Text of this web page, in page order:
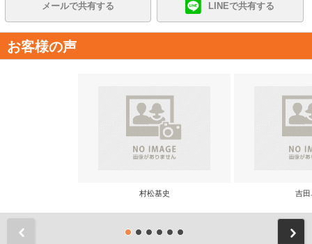
メールで共有する LINEで共有する
お客様の声
村松基史 吉田